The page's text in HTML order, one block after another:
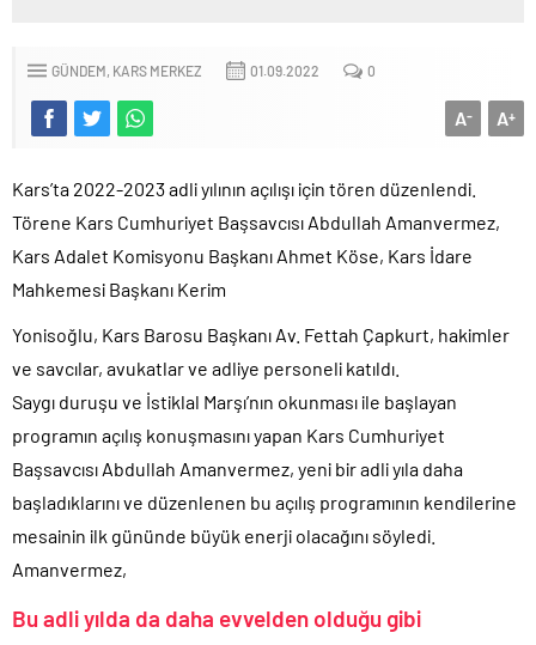
GÜNDEM KARS MERKEZ 01.09.2022 0
A+
A-
Kars’ta 2022-2023 adli yılının açılışı için tören düzenlendi.
Törene Kars Cumhuriyet Başsavcısı Abdullah Amanvermez,
Kars Adalet Komisyonu Başkanı Ahmet Köse, Kars İdare
Mahkemesi Başkanı Kerim
Yonisoğlu, Kars Barosu Başkanı Av. Fettah Çapkurt, hakimler
ve savcılar, avukatlar ve adliye personeli katıldı.
Saygı duruşu ve İstiklal Marşı’nın okunması ile başlayan
programın açılış konuşmasını yapan Kars Cumhuriyet
Başsavcısı Abdullah Amanvermez, yeni bir adli yıla daha
başladıklarını ve düzenlenen bu açılış programının kendilerine
mesainin ilk gününde büyük enerji olacağını söyledi.
Amanvermez,
Bu adli yılda da daha evvelden olduğu gibi